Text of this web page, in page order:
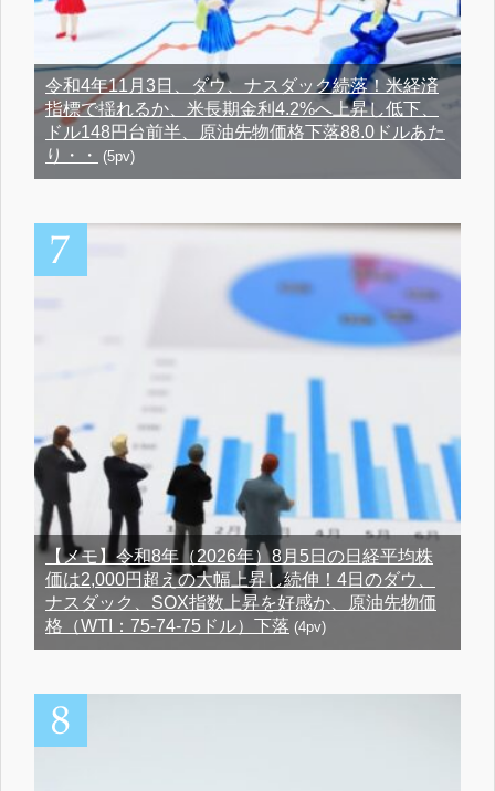
令和4年11月3日、ダウ、ナスダック続落！米経済
指標で揺れるか、米長期金利4.2%へ上昇し低下、
ドル148円台前半、原油先物価格下落88.0ドルあた
り・・
(5pv)
【メモ】令和8年（2026年）8月5日の日経平均株
価は2,000円超えの大幅上昇し続伸！4日のダウ、
ナスダック、SOX指数上昇を好感か、原油先物価
格（WTI：75-74-75ドル）下落 (4pv)